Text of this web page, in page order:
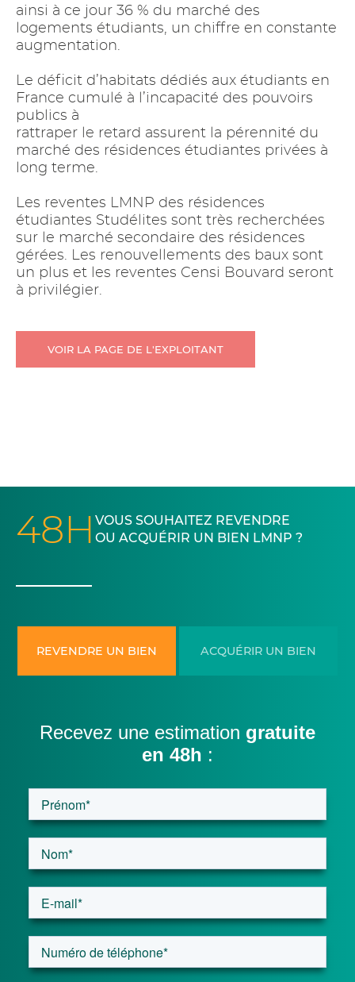
ainsi à ce jour 36 % du marché des
logements étudiants, un chiffre en constante
augmentation.
Le déficit d’habitats dédiés aux étudiants en
France cumulé à l’incapacité des pouvoirs
publics à
rattraper le retard assurent la pérennité du
marché des résidences étudiantes privées à
long terme.
Les reventes LMNP des résidences
étudiantes Studélites sont très recherchées
sur le marché secondaire des résidences
gérées. Les renouvellements des baux sont
un plus et les reventes Censi Bouvard seront
à privilégier.
VOIR LA PAGE DE L'EXPLOITANT
48H VOUS SOUHAITEZ REVENDRE
OU ACQUÉRIR UN BIEN LMNP ?
REVENDRE UN BIEN ACQUÉRIR UN BIEN